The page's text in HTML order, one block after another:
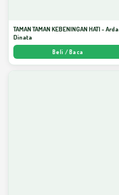
TAMAN TAMAN KEBENINGAN HATI - Arda
Dinata
Beli / Baca